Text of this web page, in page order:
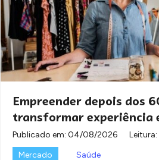
Empreender depois dos
transformar experiência
Publicado em: 04/08/2026
Mercado
Saúde